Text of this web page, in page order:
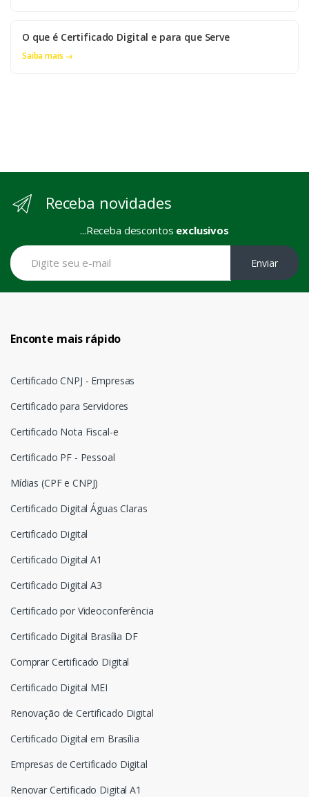
O que é Certificado Digital e para que Serve
Saiba mais →
Receba novidades
...Receba descontos exclusivos
Enviar
Enconte mais rápido
Certificado CNPJ - Empresas
Certificado para Servidores
Certificado Nota Fiscal-e
Certificado PF - Pessoal
Mídias (CPF e CNPJ)
Certificado Digital Águas Claras
Certificado Digital
Certificado Digital A1
Certificado Digital A3
Certificado por Videoconferência
Certificado Digital Brasília DF
Comprar Certificado Digital
Certificado Digital MEI
Renovação de Certificado Digital
Certificado Digital em Brasília
Empresas de Certificado Digital
Renovar Certificado Digital A1